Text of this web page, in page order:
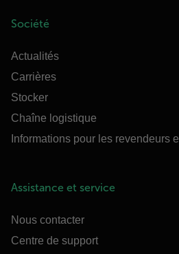
Société
Actualités
Carrières
Stocker
Chaîne logistique
Informations pour les revendeurs
Assistance et service
Nous contacter
Centre de support